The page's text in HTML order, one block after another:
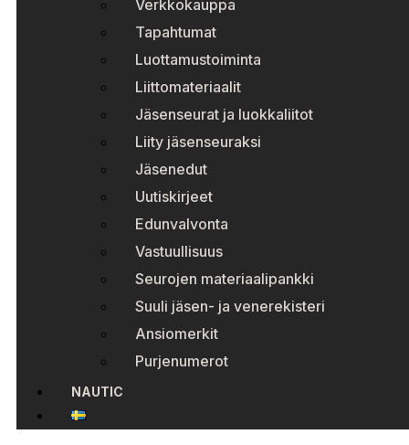
Verkkokauppa
Tapahtumat
Luottamustoiminta
Liittomateriaalit
Jäsenseurat ja luokkaliitot
Liity jäsenseuraksi
Jäsenedut
Uutiskirjeet
Edunvalvonta
Vastuullisuus
Seurojen materiaalipankki
Suuli jäsen- ja venerekisteri
Ansiomerkit
Purjenumerot
NAUTIC